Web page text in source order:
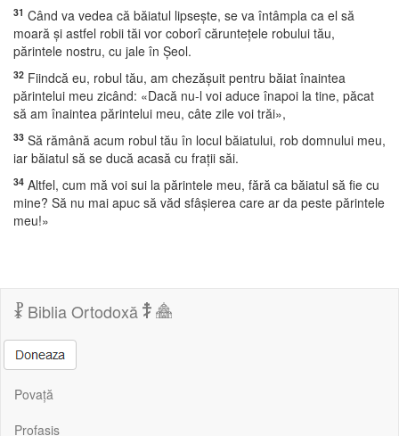
31 Când va vedea că băiatul lipseşte, se va întâmpla ca el să
moară şi astfel robii tăi vor coborî cărunteţele robului tău,
părintele nostru, cu jale în Şeol.
32 Fiindcă eu, robul tău, am chezăşuit pentru băiat înaintea
părintelui meu zicând: «Dacă nu-l voi aduce înapoi la tine, păcat
să am înaintea părintelui meu, câte zile voi trăi»,
33 Să rămână acum robul tău în locul băiatului, rob domnului meu,
iar băiatul să se ducă acasă cu fraţii săi.
34 Altfel, cum mă voi sui la părintele meu, fără ca băiatul să fie cu
mine? Să nu mai apuc să văd sfâşierea care ar da peste părintele
meu!»
Biblia Ortodoxă
Povață
Profasis